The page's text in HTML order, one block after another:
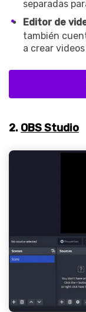
separadas
Editor de
también
a crear
2. OBS Studio